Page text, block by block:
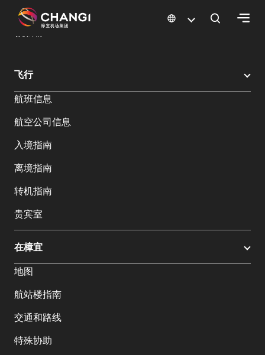
所
樟
宜
网
站:
选
择
言:
樟宜机场 樟宜机场餐饮与购物
餐饮指南：餐厅和美食 | 樟宜机场
飞行
航班信息
航空公司信息
入境指南
离境指南
转机指南
贵宾室
在樟宜
地图
航站楼指南
交通和路线
特殊协助